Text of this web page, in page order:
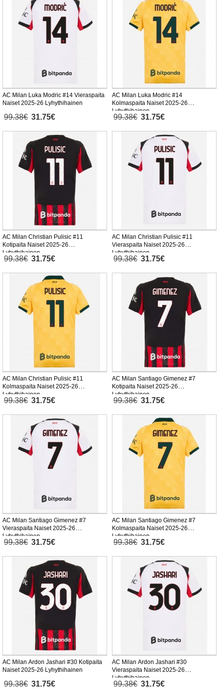
AC Milan Luka Modric #14 Vieraspaita
Naiset 2025-26 Lyhythihainen
99.38€ 31.75€
AC Milan Luka Modric #14
Kolmaspaita Naiset 2025-26
Lyhythihainen
99.38€ 31.75€
AC Milan Christian Pulisic #11
Kotipaita Naiset 2025-26
Lyhythihainen
99.38€ 31.75€
AC Milan Christian Pulisic #11
Vieraspaita Naiset 2025-26
Lyhythihainen
99.38€ 31.75€
AC Milan Christian Pulisic #11
Kolmaspaita Naiset 2025-26
Lyhythihainen
99.38€ 31.75€
AC Milan Santiago Gimenez #7
Kotipaita Naiset 2025-26
Lyhythihainen
99.38€ 31.75€
AC Milan Santiago Gimenez #7
Vieraspaita Naiset 2025-26
Lyhythihainen
99.38€ 31.75€
AC Milan Santiago Gimenez #7
Kolmaspaita Naiset 2025-26
Lyhythihainen
99.38€ 31.75€
AC Milan Ardon Jashari #30 Kotipaita
Naiset 2025-26 Lyhythihainen
99.38€ 31.75€
AC Milan Ardon Jashari #30
Vieraspaita Naiset 2025-26
Lyhythihainen
99.38€ 31.75€